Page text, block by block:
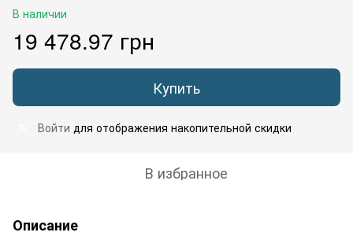
В наличии
19 478.97 грн
Купить
Войти для отображения накопительной скидки
В избранное
Описание